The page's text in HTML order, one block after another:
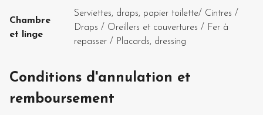
Chambre
et linge
Serviettes, draps, papier toilette/ Cintres /
Draps / Oreillers et couvertures / Fer à
repasser / Placards, dressing
Conditions d'annulation et
remboursement